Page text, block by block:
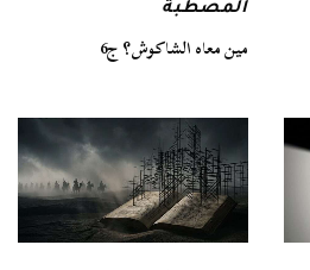
المصطبة
مين معاه الشاكوش؟ ج6